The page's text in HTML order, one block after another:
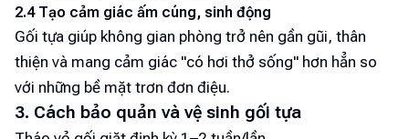
2.4 Tạo cảm giác ấm cúng, sinh động
Gối tựa giúp không gian phòng trở nên gần gũi, thân
thiện và mang cảm giác "có hơi thở sống" hơn hẳn so
với những bề mặt trơn đơn điệu.
3. Cách bảo quản và vệ sinh gối tựa